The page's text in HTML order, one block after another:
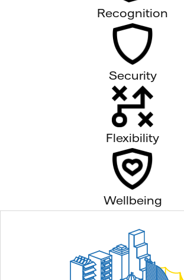
Recognition
Security
Flexibility
Wellbeing